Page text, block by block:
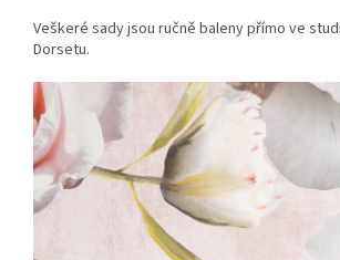
Veškeré sady jsou ručně baleny přímo ve
Dorsetu.